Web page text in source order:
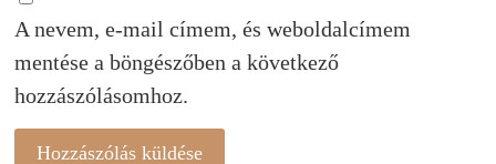
A nevem, e-mail címem, és weboldalcímem
mentése a böngészőben a következő
hozzászólásomhoz.